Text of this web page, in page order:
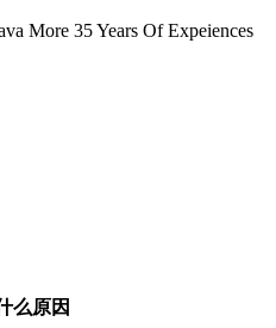
More 35 Years Of Expeiences
么原因